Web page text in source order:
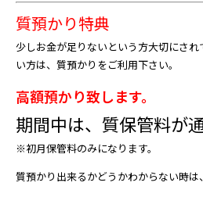
質預かり特典
少しお金が足りないという方大切にさ
い方は、質預かりをご利用下さい。
高額預かり致します。
期間中は、質保管料が
※初月保管料のみになります。
質預かり出来るかどうかわからない時は